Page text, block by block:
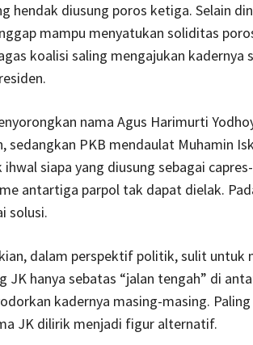
hendak diusung poros ketiga. Selain
mampu menyatukan soliditas
koalisi saling mengajukan kadernya
nama Agus Harimurti
sedangkan PKB mendaulat Muhamin
siapa yang diusung sebagai
antartiga parpol tak dapat dielak.
solusi.
dalam perspektif politik, sulit untuk
JK hanya sebatas “jalan tengah” di
kadernya masing-masing.
JK dilirik menjadi figur alternatif.